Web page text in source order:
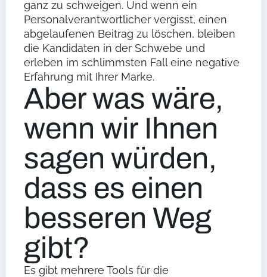
ganz zu schweigen. Und wenn ein
Personalverantwortlicher vergisst, einen
abgelaufenen Beitrag zu löschen, bleiben
die Kandidaten in der Schwebe und
erleben im schlimmsten Fall eine negative
Erfahrung mit Ihrer Marke.
Aber was wäre,
wenn wir Ihnen
sagen würden,
dass es einen
besseren Weg
gibt?
Es gibt mehrere Tools für die